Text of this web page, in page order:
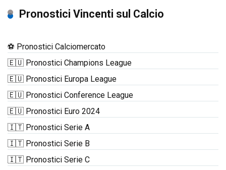
Pronostici Vincenti sul Calcio
⚽ Pronostici Calciomercato
🇪🇺 Pronostici Champions League
🇪🇺 Pronostici Europa League
🇪🇺 Pronostici Conference League
🇪🇺 Pronostici Euro 2024
🇮🇹 Pronostici Serie A
🇮🇹 Pronostici Serie B
🇮🇹 Pronostici Serie C